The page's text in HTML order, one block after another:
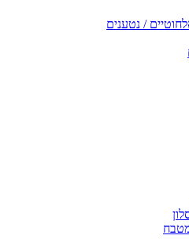
/ נטענים